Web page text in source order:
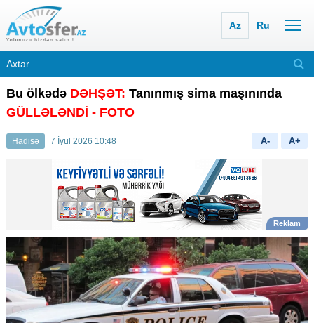
Az Ru
Bu ölkədə DƏHŞƏT: Tanınmış sima maşınında
GÜLLƏLƏNDİ - FOTO
Hadisə 7 İyul 2026 10:48 A- A+